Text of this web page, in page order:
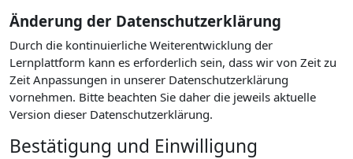
Änderung der Datenschutzerklärung
Durch die kontinuierliche Weiterentwicklung der
Lernplattform kann es erforderlich sein, dass wir von Zeit zu
Zeit Anpassungen in unserer Datenschutzerklärung
vornehmen. Bitte beachten Sie daher die jeweils aktuelle
Version dieser Datenschutzerklärung.
Bestätigung und Einwilligung